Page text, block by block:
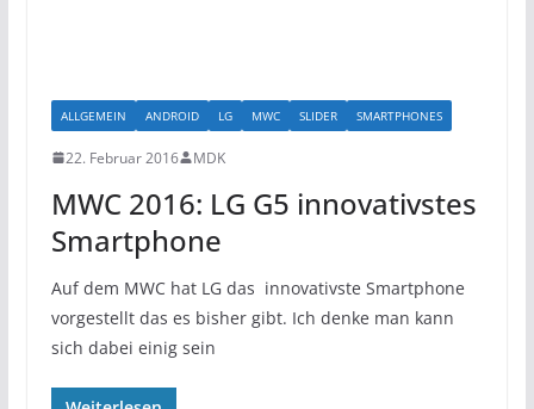
ALLGEMEIN ANDROID LG MWC SLIDER SMARTPHONES
22. Februar 2016 MDK
MWC 2016: LG G5 innovativstes
Smartphone
Auf dem MWC hat LG das innovativste Smartphone
vorgestellt das es bisher gibt. Ich denke man kann
sich dabei einig sein